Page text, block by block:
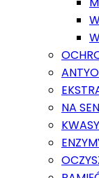
NA SEN